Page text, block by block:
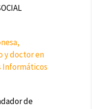
y doctor en
Informáticos
de